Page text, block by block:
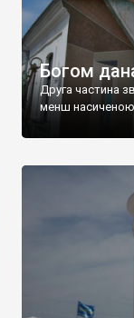
Богом
Друга частина
менш